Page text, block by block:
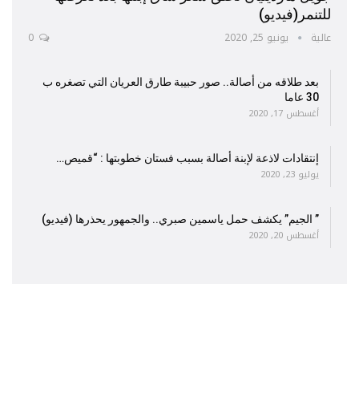
للتنمر(فيديو)
عالية يونيو 25, 2020
بعد طلاقه من أصالة.. صور حبيبة طارق العريان التي تصغره ب
30 عاما
أغسطس 17, 2020
إنتقادات لاذعة لإبنة أصالة بسبب فستان خطوبتها : “قميص…
يوليو 23, 2020
” الجيم” يكشف حمل ياسمين صبري.. والجمهور يحذرها (فيديو)
أغسطس 20, 2020